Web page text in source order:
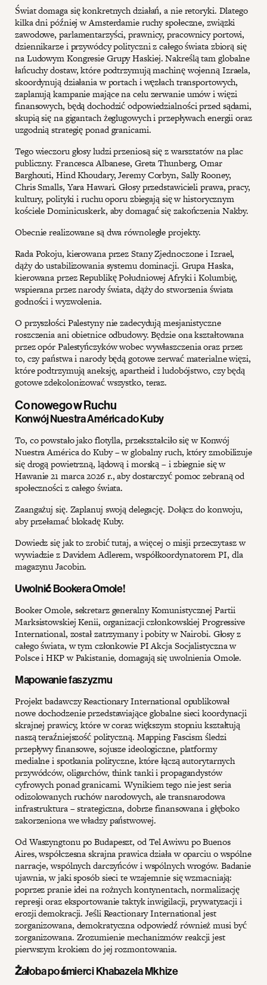
Świat domaga się konkretnych działań, a nie retoryki. Dlatego
kilka dni później w Amsterdamie ruchy społeczne, związki
zawodowe, parlamentarzyści, prawnicy, pracownicy portowi,
dziennikarze i przywódcy polityczni z całego świata zbiorą się
na Ludowym Kongresie Grupy Haskiej. Nakreślą tam globalne
łańcuchy dostaw, które podtrzymują machinę wojenną Izraela,
skoordynują działania w portach i węzłach transportowych,
zaplanują kampanie mające na celu zerwanie umów i więzi
finansowych, będą dochodzić odpowiedzialności przed sądami,
skupią się na gigantach żeglugowych i przepływach energii oraz
uzgodnią strategię ponad granicami.
Tego wieczoru głosy ludzi przeniosą się z warsztatów na plac
publiczny. Francesca Albanese, Greta Thunberg, Omar
Barghouti, Hind Khoudary, Jeremy Corbyn, Sally Rooney,
Chris Smalls, Yara Hawari. Głosy przedstawicieli prawa, pracy,
kultury, polityki i ruchu oporu zbiegają się w historycznym
kościele Dominicuskerk, aby domagać się zakończenia Nakby.
Obecnie realizowane są dwa równoległe projekty.
Rada Pokoju, kierowana przez Stany Zjednoczone i Izrael,
dąży do ustabilizowania systemu dominacji. Grupa Haska,
kierowana przez Republikę Południowej Afryki i Kolumbię,
wspierana przez narody świata, dąży do stworzenia świata
godności i wyzwolenia.
O przyszłości Palestyny nie zadecydują mesjanistyczne
roszczenia ani obietnice odbudowy. Będzie ona kształtowana
przez opór Palestyńczyków wobec wywłaszczenia oraz przez
to, czy państwa i narody będą gotowe zerwać materialne więzi,
które podtrzymują aneksję, apartheid i ludobójstwo, czy będą
gotowe zdekolonizować wszystko, teraz.
Co nowego w Ruchu
Konwój Nuestra América do Kuby
To, co powstało jako flotylla, przekształciło się w Konwój
Nuestra América do Kuby – w globalny ruch, który zmobilizuje
się drogą powietrzną, lądową i morską – i zbiegnie się w
Hawanie 21 marca 2026 r., aby dostarczyć pomoc zebraną od
społeczności z całego świata.
Zaangażuj się. Zaplanuj swoją delegację. Dołącz do konwoju,
aby przełamać blokadę Kuby.
Dowiedz się jak to zrobić tutaj, a więcej o misji przeczytasz w
wywiadzie z Davidem Adlerem, współkoordynatorem PI, dla
magazynu Jacobin.
Uwolnić Bookera Omole!
Booker Omole, sekretarz generalny Komunistycznej Partii
Marksistowskiej Kenii, organizacji członkowskiej Progressive
International, został zatrzymany i pobity w Nairobi. Głosy z
całego świata, w tym członkowie PI Akcja Socjalistyczna w
Polsce i HKP w Pakistanie, domagają się uwolnienia Omole.
Mapowanie faszyzmu
Projekt badawczy Reactionary International opublikował
nowe dochodzenie przedstawiające globalne sieci koordynacji
skrajnej prawicy, które w coraz większym stopniu kształtują
naszą teraźniejszość polityczną. Mapping Fascism śledzi
przepływy finansowe, sojusze ideologiczne, platformy
medialne i spotkania polityczne, które łączą autorytarnych
przywódców, oligarchów, think tanki i propagandystów
cyfrowych ponad granicami. Wynikiem tego nie jest seria
odizolowanych ruchów narodowych, ale transnarodowa
infrastruktura – strategiczna, dobrze finansowana i głęboko
zakorzeniona we władzy państwowej.
Od Waszyngtonu po Budapeszt, od Tel Awiwu po Buenos
Aires, współczesna skrajna prawica działa w oparciu o wspólne
narracje, wspólnych darczyńców i wspólnych wrogów. Badanie
ujawnia, w jaki sposób sieci te wzajemnie się wzmacniają:
poprzez pranie idei na rożnych kontynentach, normalizację
represji oraz eksportowanie taktyk inwigilacji, prywatyzacji i
erozji demokracji. Jeśli Reactionary International jest
zorganizowana, demokratyczna odpowiedź również musi być
zorganizowana. Zrozumienie mechanizmów reakcji jest
pierwszym krokiem do jej rozmontowania.
Żałoba po śmierci Khabazela Mkhize